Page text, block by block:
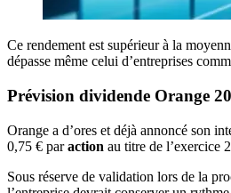
Ce rendement est supérieur à la
dépasse même celui d’entreprises
Prévision dividende Orange
Orange a d’ores et déjà annoncé son
0,75 € paraction au titre de l’exercice
Sous réserve de validation lors de la